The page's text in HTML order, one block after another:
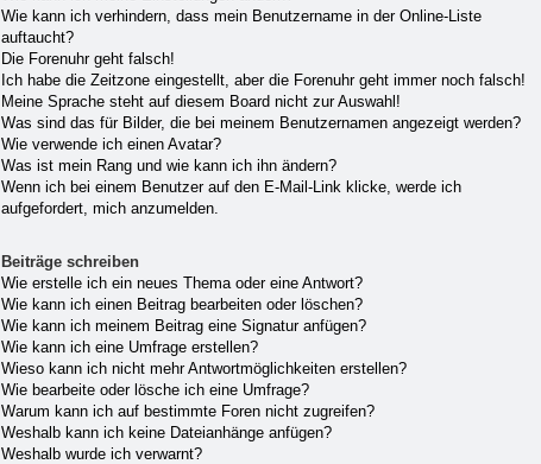
Wie kann ich verhindern, dass mein Benutzername in der Online-Liste
auftaucht?
Die Forenuhr geht falsch!
Ich habe die Zeitzone eingestellt, aber die Forenuhr geht immer noch falsch!
Meine Sprache steht auf diesem Board nicht zur Auswahl!
Was sind das für Bilder, die bei meinem Benutzernamen angezeigt werden?
Wie verwende ich einen Avatar?
Was ist mein Rang und wie kann ich ihn ändern?
Wenn ich bei einem Benutzer auf den E-Mail-Link klicke, werde ich
aufgefordert, mich anzumelden.
Beiträge schreiben
Wie erstelle ich ein neues Thema oder eine Antwort?
Wie kann ich einen Beitrag bearbeiten oder löschen?
Wie kann ich meinem Beitrag eine Signatur anfügen?
Wie kann ich eine Umfrage erstellen?
Wieso kann ich nicht mehr Antwortmöglichkeiten erstellen?
Wie bearbeite oder lösche ich eine Umfrage?
Warum kann ich auf bestimmte Foren nicht zugreifen?
Weshalb kann ich keine Dateianhänge anfügen?
Weshalb wurde ich verwarnt?